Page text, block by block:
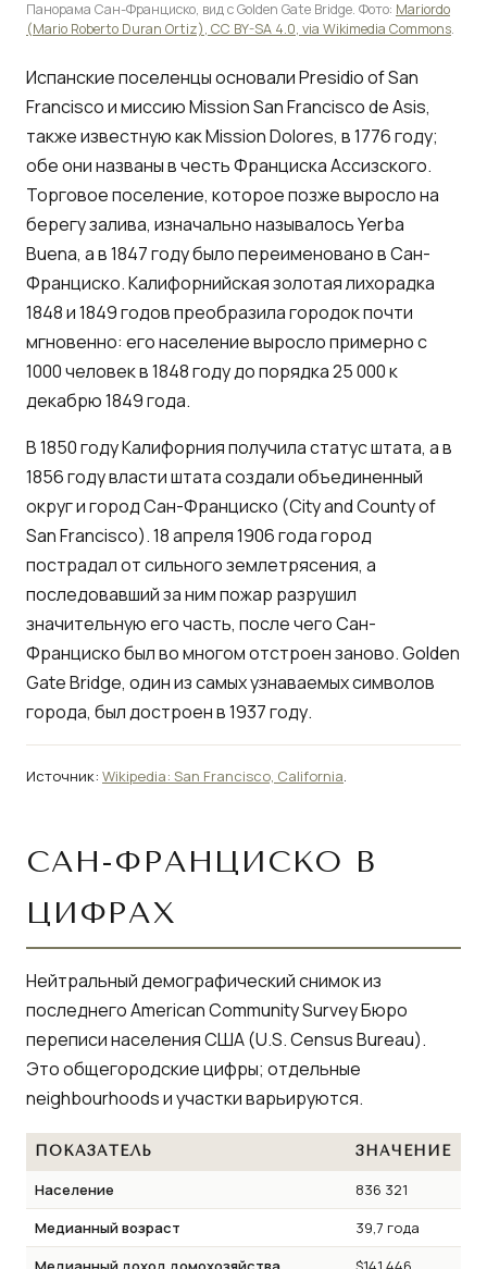
Панорама Сан-Франциско, вид с Golden Gate Bridge. Фото: Mariordo
(Mario Roberto Duran Ortiz), CC BY-SA 4.0, via Wikimedia Commons.
Испанские поселенцы основали Presidio of San
Francisco и миссию Mission San Francisco de Asis,
также известную как Mission Dolores, в 1776 году;
обе они названы в честь Франциска Ассизского.
Торговое поселение, которое позже выросло на
берегу залива, изначально называлось Yerba
Buena, а в 1847 году было переименовано в Сан-
Франциско. Калифорнийская золотая лихорадка
1848 и 1849 годов преобразила городок почти
мгновенно: его население выросло примерно с
1000 человек в 1848 году до порядка 25 000 к
декабрю 1849 года.
В 1850 году Калифорния получила статус штата, а в
1856 году власти штата создали объединенный
округ и город Сан-Франциско (City and County of
San Francisco). 18 апреля 1906 года город
пострадал от сильного землетрясения, а
последовавший за ним пожар разрушил
значительную его часть, после чего Сан-
Франциско был во многом отстроен заново. Golden
Gate Bridge, один из самых узнаваемых символов
города, был достроен в 1937 году.
Источник: Wikipedia: San Francisco, California.
САН-ФРАНЦИСКО В
ЦИФРАХ
Нейтральный демографический снимок из
последнего American Community Survey Бюро
переписи населения США (U.S. Census Bureau).
Это общегородские цифры; отдельные
neighbourhoods и участки варьируются.
ПОКАЗАТЕЛЬ ЗНАЧЕНИЕ
Население
836 321
Медианный возраст
39,7 года